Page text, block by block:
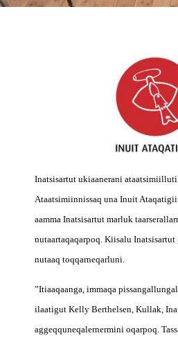
Inatsisartut ukiaanerani
Ataatsimiinnissaq una Inuit
aamma Inatsisartut marluk
nutaartaqaqarpoq. Kiisalu
nutaaq toqqarneqarluni.
”Itiaaqaanga, immaqa
ilaatigut Kelly Berthelsen, Kullak,
aggeqquneqalernermini oqarpoq.